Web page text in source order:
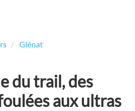
Glénat
du trail, des
aux ultras